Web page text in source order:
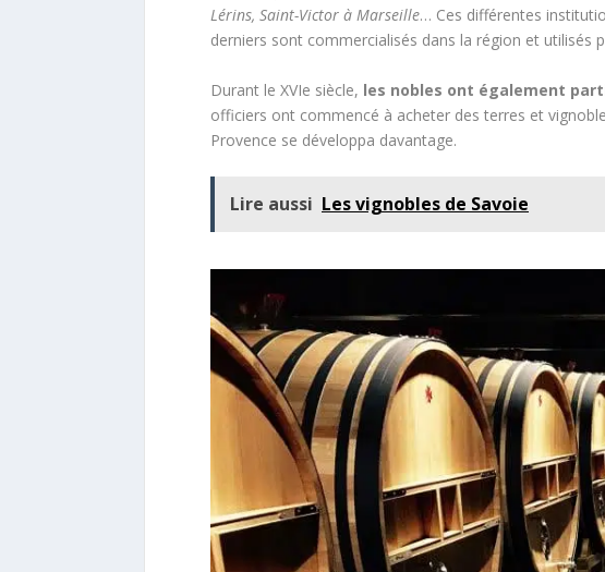
Lérins, Saint-Victor à Marseille… Ces différentes
derniers sont commercialisés dans la région et
Durant le XVIe siècle, les nobles ont également
officiers ont commencé à acheter des terres et
Provence se développa davantage.
Lire aussi Les vignobles de Savoie